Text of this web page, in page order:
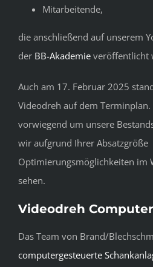
Mitarbeitende,
die anschließend auf unserem
der BB-Akademieveröffentlicht
Auch am 17. Februar 2025
Videodreh auf dem Terminplan.
vorwiegend um unsere
wir aufgrund Ihrer Absatzgröße
Optimierungsmöglichkeiten im
sehen.
Videodreh
Das Team von Brand/
computergesteuerte